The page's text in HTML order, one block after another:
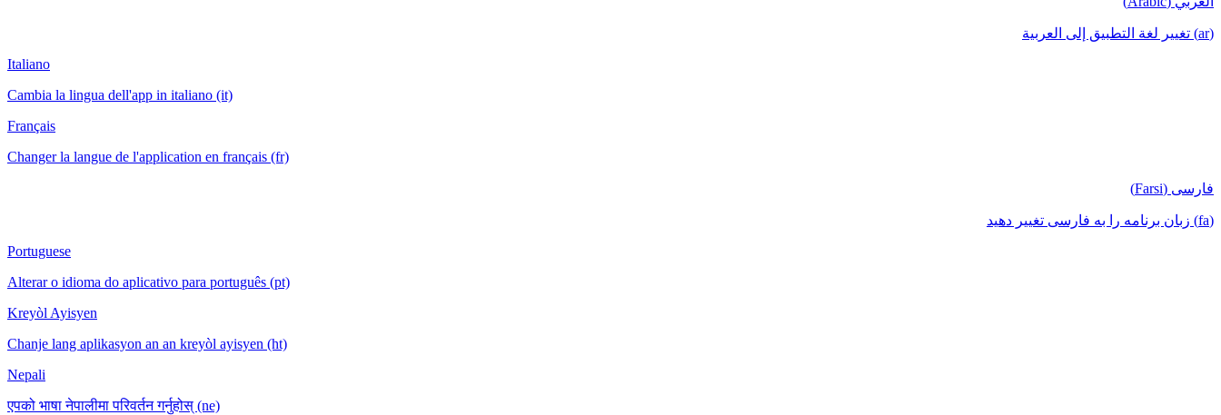
(ar) تغيير لغة التطبيق إلى العربية
Italiano
Cambia la lingua dell'app in italiano (it)
Français
Changer la langue de l'application en français (fr)
فارسی (Farsi)
(fa) زبان برنامه را به فارسی تغییر دهید
Portuguese
Alterar o idioma do aplicativo para português (pt)
Kreyòl Ayisyen
Chanje lang aplikasyon an an kreyòl ayisyen (ht)
Nepali
एपको भाषा नेपालीमा परिवर्तन गर्नुहोस् (ne)